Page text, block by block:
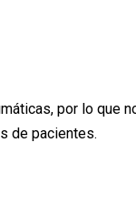
por lo que
de pacientes.